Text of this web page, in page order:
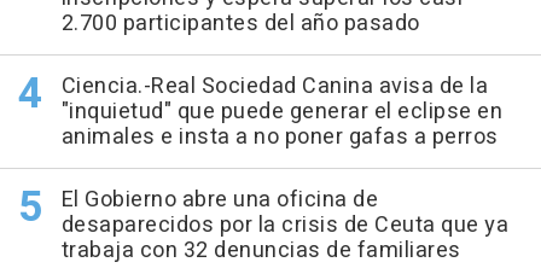
2.700 participantes del año pasado
Ciencia.-Real Sociedad Canina avisa de la
"inquietud" que puede generar el eclipse en
animales e insta a no poner gafas a perros
El Gobierno abre una oficina de
desaparecidos por la crisis de Ceuta que ya
trabaja con 32 denuncias de familiares